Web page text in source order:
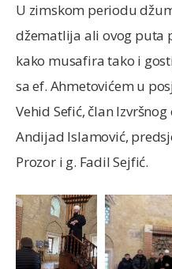
U zimskom periodu
džematlija ali ovog puta
kako musafira tako i
sa ef. Ahmetovićem u
Vehid Sefić, član
Andijad Islamović,
Prozor i g. Fadil Sejfić.